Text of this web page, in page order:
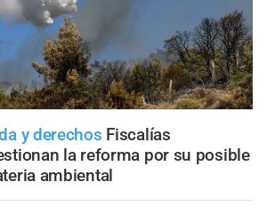
y derechos Fiscalías
la reforma por su posible
ambiental